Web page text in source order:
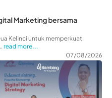
Marketing bersama
Kelinci untuk memperkuat
read more...
07/08/2026